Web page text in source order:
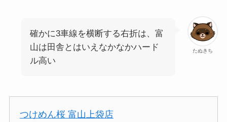
たぬきち
確かに3車線を横断する右折は、富
山は田舎とはいえなかなかハード
ル高い
つけめん桜 富山上袋店